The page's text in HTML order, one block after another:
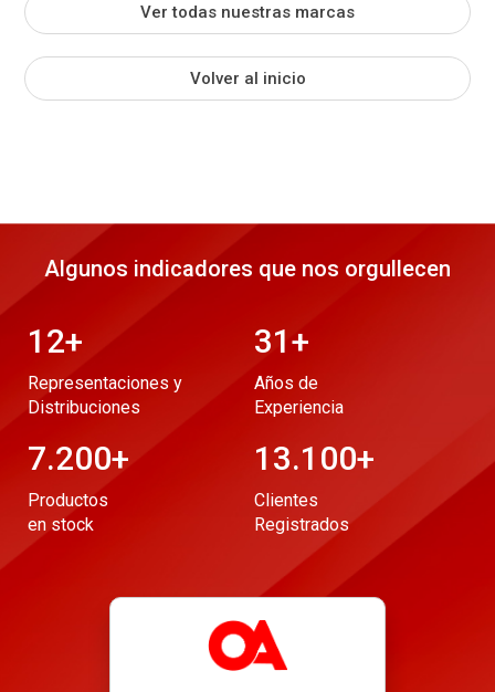
Ver todas nuestras marcas
Volver al inicio
Algunos indicadores que nos orgullecen
12+
Representaciones y
Distribuciones
31+
Años de
Experiencia
7.200+
Productos
en stock
13.100+
Clientes
Registrados